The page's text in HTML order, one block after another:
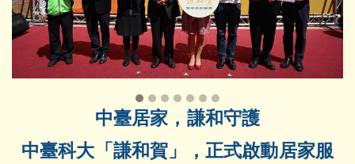
中臺居家，謙和守護
中臺科大「謙和賀」，正式啟動居家服